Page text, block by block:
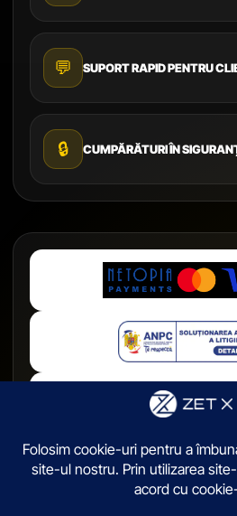
💬 SUPORT RAPID PENTRU
🔒 CUMPĂRĂTURI ÎN